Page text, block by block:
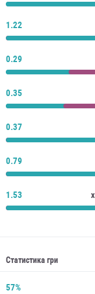
1.22
0.29
0.35
0.37
0.79
1.53
Статистика гри
57%